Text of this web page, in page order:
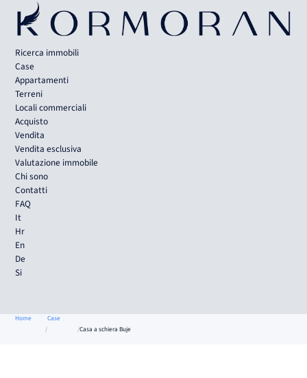
Ricerca immobili
Case
Appartamenti
Terreni
Locali commerciali
Acquisto
Vendita
Vendita esclusiva
Valutazione immobile
Chi sono
Contatti
FAQ
It
Hr
En
De
Si
Home
Case
Casa a schiera Buje